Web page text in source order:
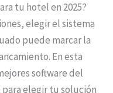
tu hotel en 2025?
elegir el sistema
puede marcar la
En esta
software del
elegir tu solución